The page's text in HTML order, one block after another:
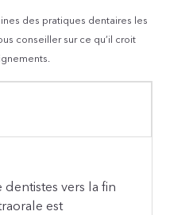
des pratiques dentaires les
conseiller sur ce qu’il croit
vers la fin
est